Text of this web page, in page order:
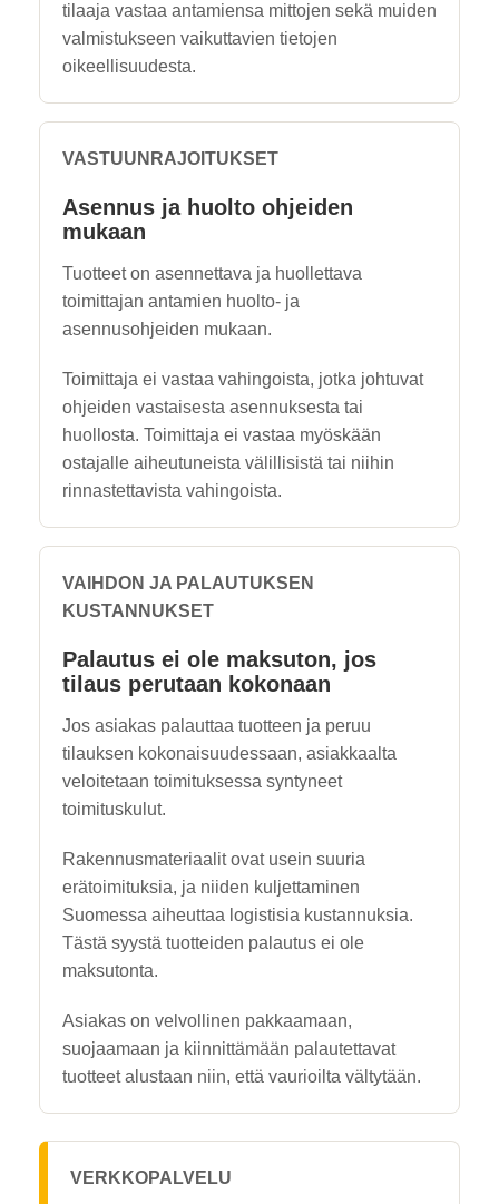
tilaaja vastaa antamiensa mittojen sekä muiden
valmistukseen vaikuttavien tietojen
oikeellisuudesta.
VASTUUNRAJOITUKSET
Asennus ja huolto ohjeiden
mukaan
Tuotteet on asennettava ja huollettava
toimittajan antamien huolto- ja
asennusohjeiden mukaan.
Toimittaja ei vastaa vahingoista, jotka johtuvat
ohjeiden vastaisesta asennuksesta tai
huollosta. Toimittaja ei vastaa myöskään
ostajalle aiheutuneista välillisistä tai niihin
rinnastettavista vahingoista.
VAIHDON JA PALAUTUKSEN
KUSTANNUKSET
Palautus ei ole maksuton, jos
tilaus perutaan kokonaan
Jos asiakas palauttaa tuotteen ja peruu
tilauksen kokonaisuudessaan, asiakkaalta
veloitetaan toimituksessa syntyneet
toimituskulut.
Rakennusmateriaalit ovat usein suuria
erätoimituksia, ja niiden kuljettaminen
Suomessa aiheuttaa logistisia kustannuksia.
Tästä syystä tuotteiden palautus ei ole
maksutonta.
Asiakas on velvollinen pakkaamaan,
suojaamaan ja kiinnittämään palautettavat
tuotteet alustaan niin, että vaurioilta vältytään.
VERKKOPALVELU